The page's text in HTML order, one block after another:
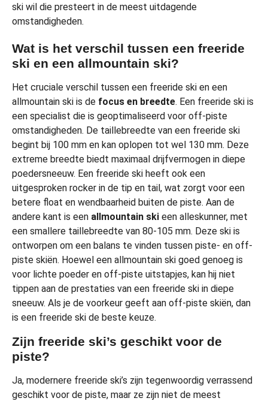
ski wil die presteert in de meest uitdagende
omstandigheden.
Wat is het verschil tussen een freeride
ski en een allmountain ski?
Het cruciale verschil tussen een freeride ski en een
allmountain ski is de focus en breedte. Een freeride ski is
een specialist die is geoptimaliseerd voor off-piste
omstandigheden. De taillebreedte van een freeride ski
begint bij 100 mm en kan oplopen tot wel 130 mm. Deze
extreme breedte biedt maximaal drijfvermogen in diepe
poedersneeuw. Een freeride ski heeft ook een
uitgesproken rocker in de tip en tail, wat zorgt voor een
betere float en wendbaarheid buiten de piste. Aan de
andere kant is een allmountain ski een alleskunner, met
een smallere taillebreedte van 80-105 mm. Deze ski is
ontworpen om een balans te vinden tussen piste- en off-
piste skiën. Hoewel een allmountain ski goed genoeg is
voor lichte poeder en off-piste uitstapjes, kan hij niet
tippen aan de prestaties van een freeride ski in diepe
sneeuw. Als je de voorkeur geeft aan off-piste skiën, dan
is een freeride ski de beste keuze.
Zijn freeride ski’s geschikt voor de
piste?
Ja, modernere freeride ski’s zijn tegenwoordig verrassend
geschikt voor de piste, maar ze zijn niet de meest